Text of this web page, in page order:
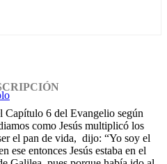
Capítulo 6 del Evangelio según
como Jesús multiplicó los
el pan de vida, dijo: “Yo soy el
ese entonces Jesús estaba en el